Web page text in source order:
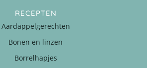
RECEPTEN
Aardappelgerechten
Bonen en linzen
Borrelhapjes